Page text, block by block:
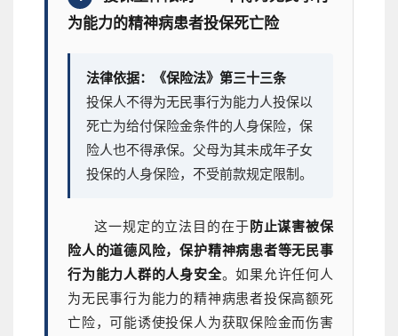
为能力的精神病患者投保死亡险
法律依据：《保险法》第三十三条
投保人不得为无民事行为能力人投保以
死亡为给付保险金条件的人身保险，保
险人也不得承保。父母为其未成年子女
投保的人身保险，不受前款规定限制。
这一规定的立法目的在于防止谋害被保
险人的道德风险，保护精神病患者等无民事
行为能力人群的人身安全。如果允许任何人
为无民事行为能力的精神病患者投保高额死
亡险，可能诱使投保人为获取保险金而伤害